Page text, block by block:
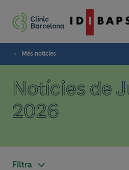
Més notícies
Notícies de
2026
Filtra